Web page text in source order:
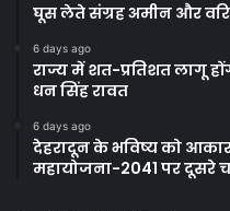
घूस लेते संग्रह अमीन और
6 days ago
राज्य में शत-प्रतिशत लागू
धन सिंह रावत
6 days ago
देहरादून के भविष्य को
महायोजना-2041 पर दूसरे